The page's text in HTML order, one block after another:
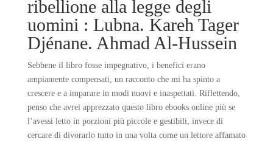
ribellione alla legge degli
uomini : Lubna. Kareh Tager
Djénane. Ahmad Al-Hussein
Sebbene il libro fosse impegnativo, i benefici erano
ampiamente compensati, un racconto che mi ha spinto a
crescere e a imparare in modi nuovi e inaspettati. Riflettendo,
penso che avrei apprezzato questo libro ebooks online più se
l’avessi letto in porzioni più piccole e gestibili, invece di
cercare di divorarlo tutto in una volta come un lettore affamato